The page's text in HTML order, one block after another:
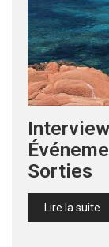
Sorties
Lire la suite